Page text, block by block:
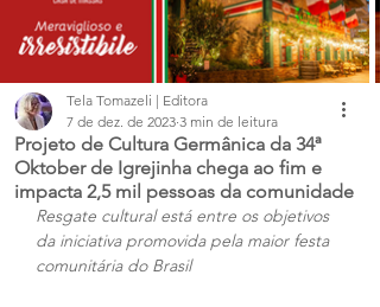
Projeto de Cultura Germânica da 34ª
Oktober de Igrejinha chega ao fim e
impacta 2,5 mil pessoas da comunidade
Tela Tomazeli | Editora
7 de dez. de 2023 3 min de leitura
Resgate cultural está entre os objetivos
da iniciativa promovida pela maior festa
comunitária do Brasil